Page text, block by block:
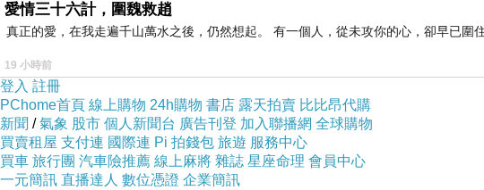
愛情三十六計，圍魏救趙
真正的愛，在我走遍千山萬水之後，仍然想起。 有一個人，從未攻你的心，卻早已圍
19 小時前
登入 註冊
PChome首頁 線上購物 24h購物 書店 露天拍賣 比比昂代購
新聞 /氣象 股市 個人新聞台 廣告刊登 加入聯播網 全球購物
買賣租屋 支付連 國際連 Pi 拍錢包 旅遊 服務中心
買車 旅行團 汽車險推薦 線上麻將 雜誌 星座命理 會員中心
一元簡訊 直播達人 數位憑證 企業簡訊